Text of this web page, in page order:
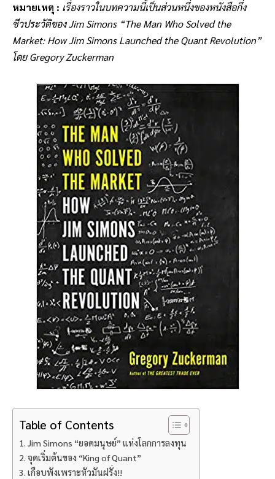
หมายเหตุ : เรื่องราวในบทความนี้เป็นส่วนหนึ่งของหนังสือกึ่ง
ชีวประวัติของ Jim Simons “The Man Who Solved the
Market: How Jim Simons Launched the Quant Revolution”
โดยGregory Zuckerman
Table of Contents
Jim Simons “ยอดมนุษย์” แห่งโลกการลงทุน
จุดเริ่มต้นของ “King of Quant”
เกือบพังเพราะหัวมันฝรั่ง!!